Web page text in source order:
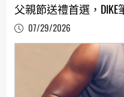
父親節送禮首選，
07/29/2026